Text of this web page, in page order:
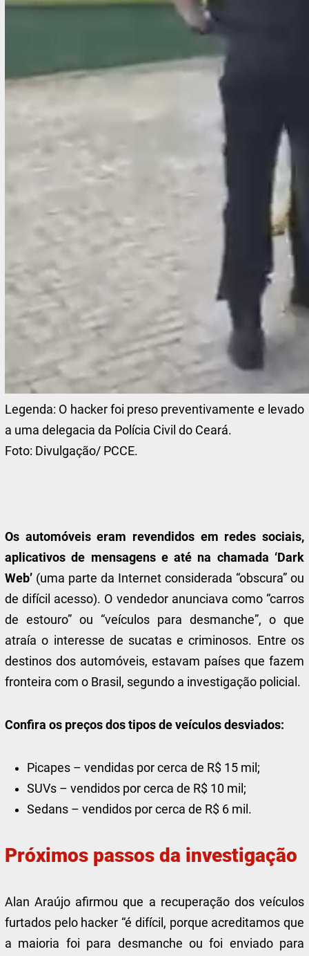
Legenda: O hacker foi preso preventivamente e levado
a uma delegacia da Polícia Civil do Ceará.
Foto: Divulgação/ PCCE.
Os automóveis eram revendidos em redes sociais,
aplicativos de mensagens e até na chamada ‘Dark
Web’ (uma parte da Internet considerada “obscura” ou
de difícil acesso). O vendedor anunciava como “carros
de estouro” ou “veículos para desmanche”, o que
atraía o interesse de sucatas e criminosos. Entre os
destinos dos automóveis, estavam países que fazem
fronteira com o Brasil, segundo a investigação policial.
Confira os preços dos tipos de veículos desviados:
Picapes – vendidas por cerca de R$ 15 mil;
SUVs – vendidos por cerca de R$ 10 mil;
Sedans – vendidos por cerca de R$ 6 mil.
Próximos passos da investigação
Alan Araújo afirmou que a recuperação dos veículos
furtados pelo hacker “é difícil, porque acreditamos que
a maioria foi para desmanche ou foi enviado para